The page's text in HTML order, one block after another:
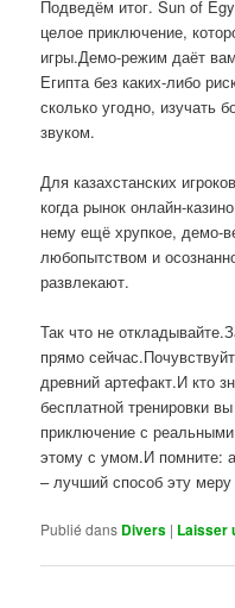
Подведём итог. Sun of
целое приключение,
игры.Демо-режим даёт
Египта без каких-либо
сколько угодно, изучать
звуком.
Для казахстанских
когда рынок онлайн-
нему ещё хрупкое, демо-
любопытством и
развлекают.
Так что не
прямо
древний артефакт.И кто
бесплатной тренировки
приключение с
этому с умом.И помните:
– лучший способ эту меру
Publié dans Divers | Laisser